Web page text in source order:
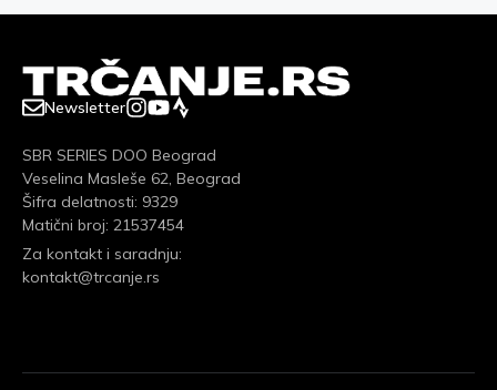
Newsletter
SBR SERIES DOO Beograd
Veselina Masleše 62, Beograd
Šifra delatnosti: 9329
Matični broj: 21537454
Za kontakt i saradnju:
kontakt@trcanje.rs